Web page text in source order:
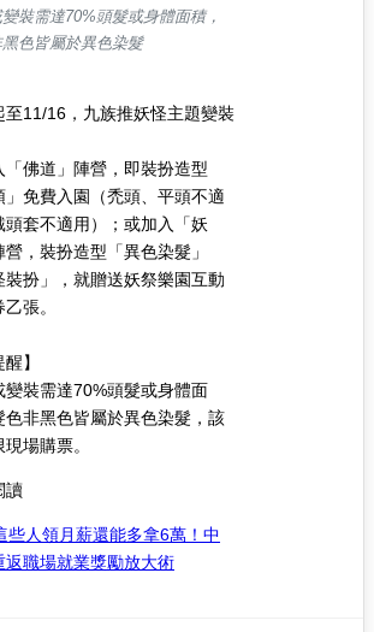
裝需達70%頭髮或身體面積，
色皆屬於異色染髮
至11/16，九族推妖怪主題變裝
「佛道」陣營，即裝扮造型
」免費入園（禿頭、平頭不適
頭套不適用）；或加入「妖
營，裝扮造型「異色染髮」
裝扮」，就贈送妖祭樂園互動
張。
醒】
變裝需達70%頭髮或身體面
色非黑色皆屬於異色染髮，該
場購票。
讀
些人領月薪還能多拿6萬！中
返職場就業獎勵放大術